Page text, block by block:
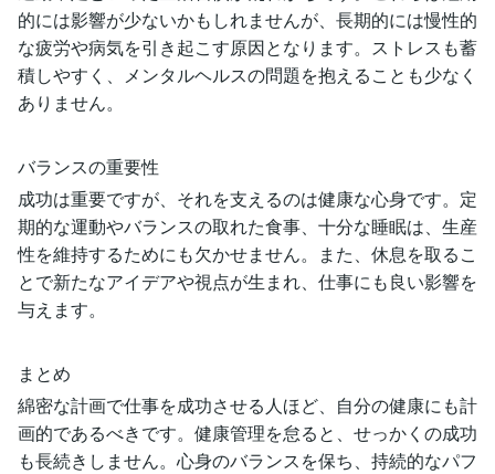
的には影響が少ないかもしれませんが、長期的には慢性的
な疲労や病気を引き起こす原因となります。ストレスも蓄
積しやすく、メンタルヘルスの問題を抱えることも少なく
ありません。
バランスの重要性
成功は重要ですが、それを支えるのは健康な心身です。定
期的な運動やバランスの取れた食事、十分な睡眠は、生産
性を維持するためにも欠かせません。また、休息を取るこ
とで新たなアイデアや視点が生まれ、仕事にも良い影響を
与えます。
まとめ
綿密な計画で仕事を成功させる人ほど、自分の健康にも計
画的であるべきです。健康管理を怠ると、せっかくの成功
も長続きしません。心身のバランスを保ち、持続的なパフ